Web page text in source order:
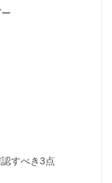
すべき3点